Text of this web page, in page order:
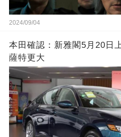
2024/09/04
本田確認：新雅閣5月20日
薩特更大